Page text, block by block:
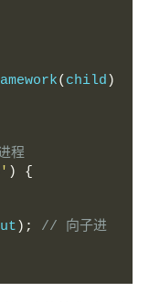
( child )
程
)
{
);
// 向子进